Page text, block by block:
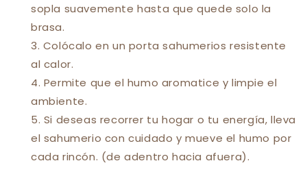
sopla suavemente hasta que quede solo la
brasa.
Colócalo en un porta sahumerios resistente
al calor.
Permite que el humo aromatice y limpie el
ambiente.
Si deseas recorrer tu hogar o tu energía, lleva
el sahumerio con cuidado y mueve el humo por
cada rincón. (de adentro hacia afuera).